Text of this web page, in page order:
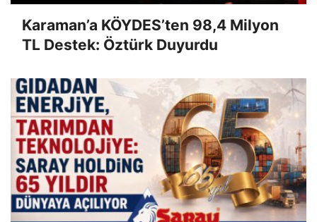
Karaman’a KÖYDES’ten 98,4 Milyon
TL Destek: Öztürk Duyurdu